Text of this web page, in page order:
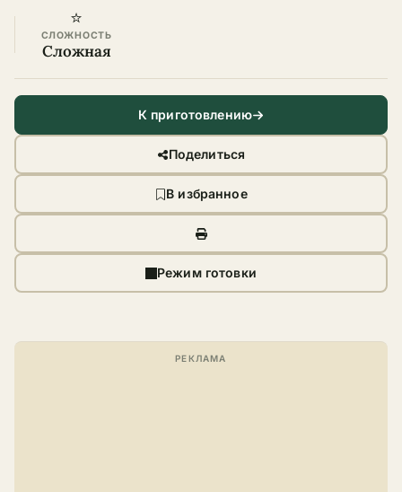
⭐
СЛОЖНОСТЬ
Сложная
К приготовлению
Поделиться
В избранное
Режим готовки